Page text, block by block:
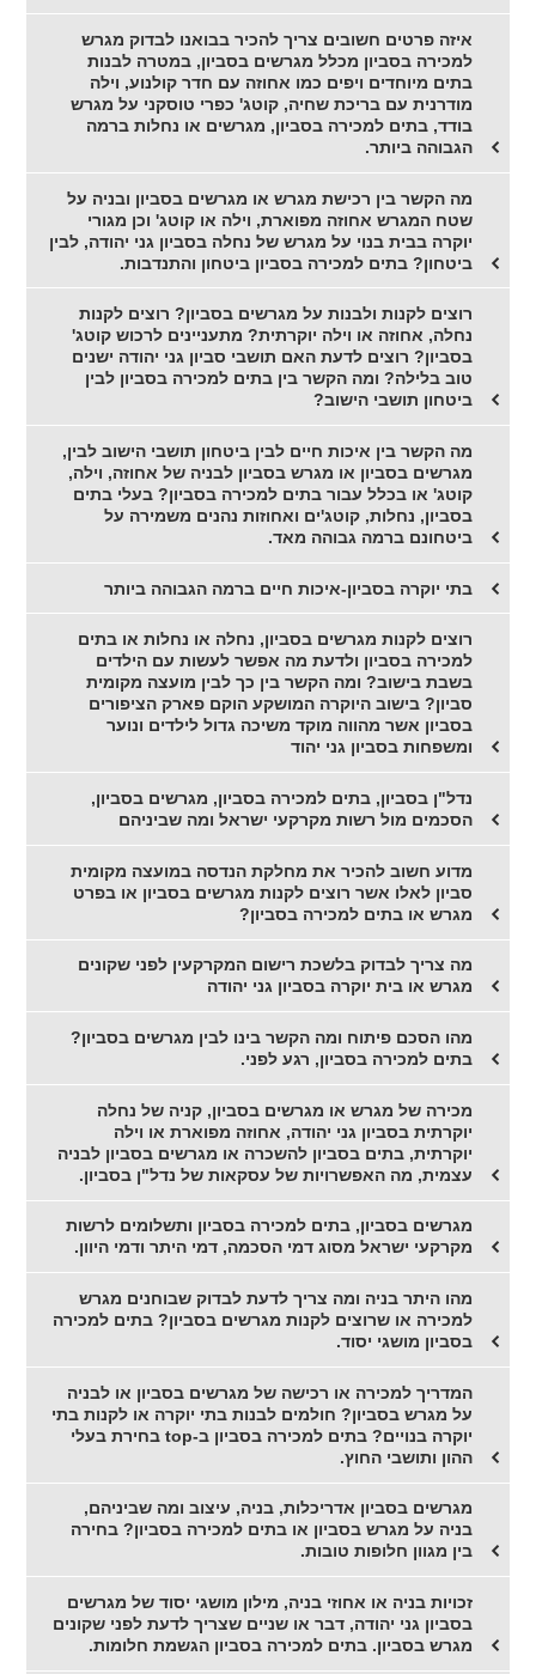
איזה פרטים חשובים צריך להכיר בבואנו לבדוק מגרש
למכירה בסביון מכלל מגרשים בסביון, במטרה לבנות
בתים מיוחדים ויפים כמו אחוזה עם חדר קולנוע, וילה
מודרנית עם בריכת שחיה, קוטג' כפרי טוסקני על מגרש
בודד, בתים למכירה בסביון, מגרשים או נחלות ברמה
הגבוהה ביותר.
מה הקשר בין רכישת מגרש או מגרשים בסביון ובניה על
שטח המגרש אחוזה מפוארת, וילה או קוטג' וכן מגורי
יוקרה בבית בנוי על מגרש של נחלה בסביון גני יהודה, לבין
ביטחון? בתים למכירה בסביון ביטחון והתנדבות.
רוצים לקנות ולבנות על מגרשים בסביון? רוצים לקנות
נחלה, אחוזה או וילה יוקרתית? מתעניינים לרכוש קוטג'
בסביון? רוצים לדעת האם תושבי סביון גני יהודה ישנים
טוב בלילה? ומה הקשר בין בתים למכירה בסביון לבין
ביטחון תושבי הישוב?
מה הקשר בין איכות חיים לבין ביטחון תושבי הישוב לבין,
מגרשים בסביון או מגרש בסביון לבניה של אחוזה, וילה,
קוטג' או בכלל עבור בתים למכירה בסביון? בעלי בתים
בסביון, נחלות, קוטג'ים ואחוזות נהנים משמירה על
ביטחונם ברמה גבוהה מאד.
בתי יוקרה בסביון-איכות חיים ברמה הגבוהה ביותר
רוצים לקנות מגרשים בסביון, נחלה או נחלות או בתים
למכירה בסביון ולדעת מה אפשר לעשות עם הילדים
בשבת בישוב? ומה הקשר בין כך לבין מועצה מקומית
סביון? בישוב היוקרה המושקע הוקם פארק הציפורים
בסביון אשר מהווה מוקד משיכה גדול לילדים ונוער
ומשפחות בסביון גני יהוד
נדל"ן בסביון, בתים למכירה בסביון, מגרשים בסביון,
הסכמים מול רשות מקרקעי ישראל ומה שביניהם
מדוע חשוב להכיר את מחלקת הנדסה במועצה מקומית
סביון לאלו אשר רוצים לקנות מגרשים בסביון או בפרט
מגרש או בתים למכירה בסביון?
מה צריך לבדוק בלשכת רישום המקרקעין לפני שקונים
מגרש או בית יוקרה בסביון גני יהודה
מהו הסכם פיתוח ומה הקשר בינו לבין מגרשים בסביון?
בתים למכירה בסביון, רגע לפני.
מכירה של מגרש או מגרשים בסביון, קניה של נחלה
יוקרתית בסביון גני יהודה, אחוזה מפוארת או וילה
יוקרתית, בתים בסביון להשכרה או מגרשים בסביון לבניה
עצמית, מה האפשרויות של עסקאות של נדל"ן בסביון.
מגרשים בסביון, בתים למכירה בסביון ותשלומים לרשות
מקרקעי ישראל מסוג דמי הסכמה, דמי היתר ודמי היוון.
מהו היתר בניה ומה צריך לדעת לבדוק שבוחנים מגרש
למכירה או שרוצים לקנות מגרשים בסביון? בתים למכירה
בסביון מושגי יסוד.
המדריך למכירה או רכישה של מגרשים בסביון או לבניה
על מגרש בסביון? חולמים לבנות בתי יוקרה או לקנות בתי
יוקרה בנויים? בתים למכירה בסביון ב-top בחירת בעלי
ההון ותושבי החוץ.
מגרשים בסביון אדריכלות, בניה, עיצוב ומה שביניהם,
בניה על מגרש בסביון או בתים למכירה בסביון? בחירה
בין מגוון חלופות טובות.
זכויות בניה או אחוזי בניה, מילון מושגי יסוד של מגרשים
בסביון גני יהודה, דבר או שניים שצריך לדעת לפני שקונים
מגרש בסביון. בתים למכירה בסביון הגשמת חלומות.